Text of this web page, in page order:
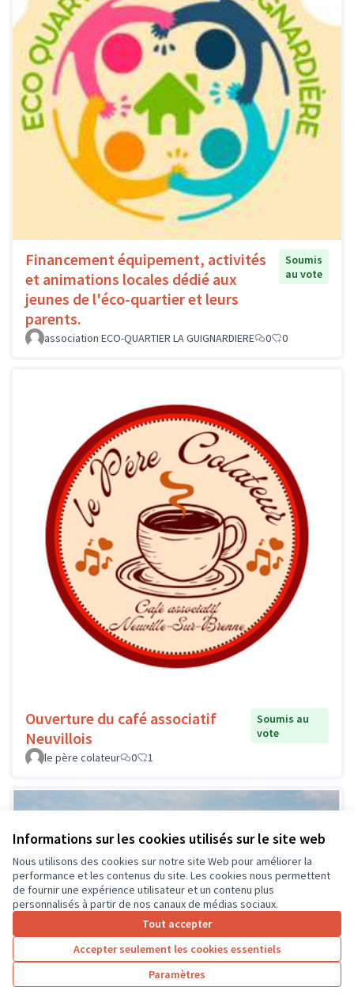
Informations sur les cookies utilisés sur le site web
Nous utilisons des cookies sur notre site Web pour améliorer la
performance et les contenus du site. Les cookies nous permettent
de fournir une expérience utilisateur et un contenu plus
personnalisés à partir de nos canaux de médias sociaux.
Tout accepter
Accepter seulement les cookies essentiels
Paramètres
Financement équipement, activités
et animations locales dédié aux
jeunes de l'éco-quartier et leurs
parents.
Soumis
au vote
association ECO-QUARTIER LA GUIGNARDIERE 0 0
Ouverture du café associatif
Neuvillois
Soumis au
vote
le père colateur
0 1